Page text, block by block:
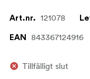
Art.nr. 121078
EAN 843367124916
Tillfälligt slut